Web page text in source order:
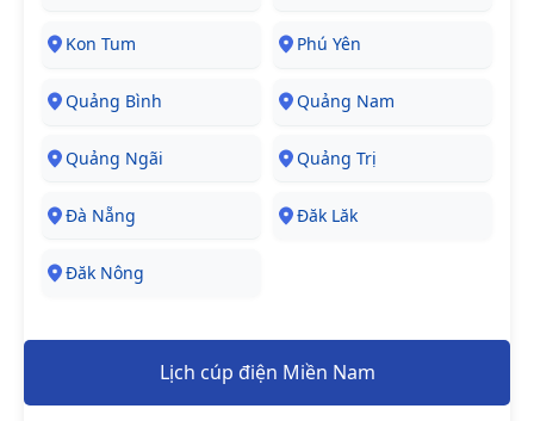
Kon Tum Phú Yên
Quảng Bình Quảng Nam
Quảng Ngãi Quảng Trị
Đà Nẵng Đăk Lăk
Đăk Nông
Lịch cúp điện Miền Nam